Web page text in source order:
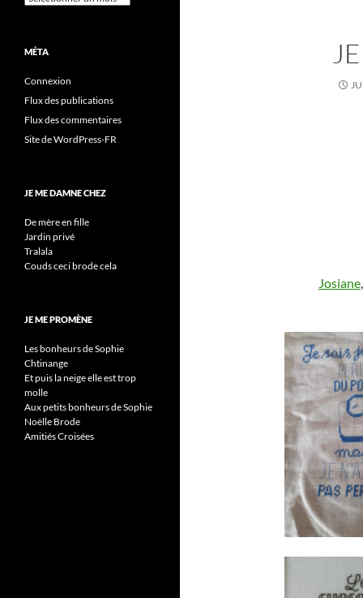
Josiane
MÉTA
Connexion
Flux des publications
Flux des commentaires
Site de WordPress-FR
JE ME DAMNE CHEZ
De mère en fille
Jardin privé
Tralala
Couds ceci brode cela
JE ME PROMÈNE
Les bonheurs de Sophie
Chtinange
Et puis la neige elle est trop
molle
Aux petits bonheurs de Sophie
Noëlle Brode
Amitiés Croisées